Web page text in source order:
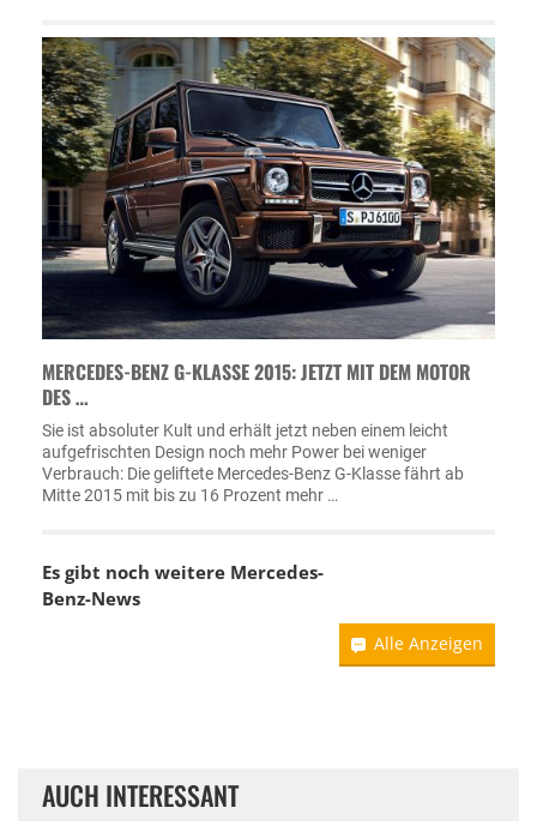
MERCEDES-BENZ G-KLASSE 2015: JETZT MIT DEM MOTOR
DES …
Sie ist absoluter Kult und erhält jetzt neben einem leicht
aufgefrischten Design noch mehr Power bei weniger
Verbrauch: Die geliftete Mercedes-Benz G-Klasse fährt ab
Mitte 2015 mit bis zu 16 Prozent mehr …
Es gibt noch weitere Mercedes-
Benz-News
Alle Anzeigen
AUCH INTERESSANT